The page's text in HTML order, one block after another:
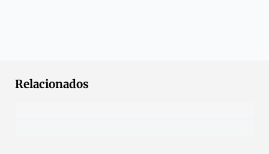
Relacionados